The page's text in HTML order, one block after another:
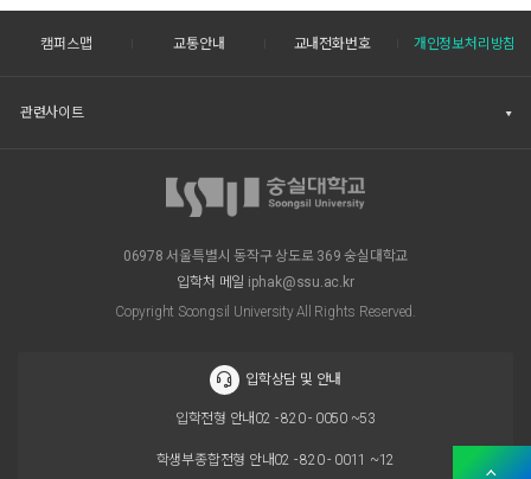
캠퍼스맵 교통안내 교내전화번호 개인정보처리방침
관련사이트
06978 서울특별시 동작구 상도로 369 숭실대학교
입학처 메일 iphak@ssu.ac.kr
Copyright Soongsil University All Rights Reserved.
입학상담 및 안내
입학전형 안내 02 - 820 - 0050 ~53
학생부종합전형 안내02 - 820 - 0011 ~12